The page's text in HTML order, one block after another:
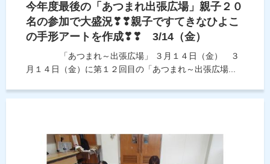
今年度最後の「あつまれ出張広場」親子２０
名の参加で大盛況❣❣親子ですてきなひよこ
の手形アートを作成❣❣ 3/14（金）
「あつまれ～出張広場」 ３月１４日（金） ３
月１４日（金）に第１２回目の「あつまれ～出張広場...